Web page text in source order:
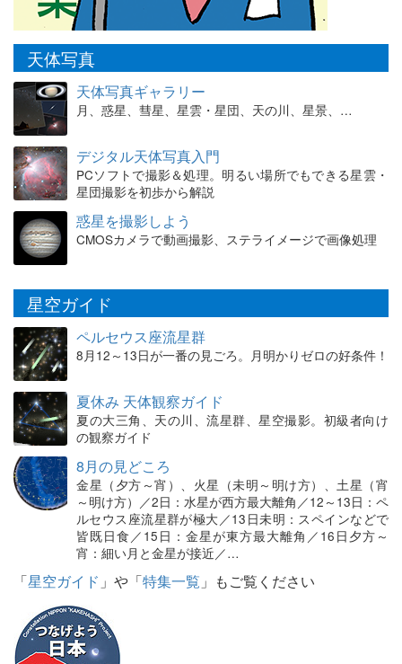
天体写真
天体写真ギャラリー
月、惑星、彗星、星雲・星団、天の川、星景、…
デジタル天体写真入門
PCソフトで撮影＆処理。明るい場所でもできる星雲・
星団撮影を初歩から解説
惑星を撮影しよう
CMOSカメラで動画撮影、ステライメージで画像処理
星空ガイド
ペルセウス座流星群
8月12～13日が一番の見ごろ。月明かりゼロの好条件！
夏休み 天体観察ガイド
夏の大三角、天の川、流星群、星空撮影。初級者向け
の観察ガイド
8月の見どころ
金星（夕方～宵）、火星（未明～明け方）、土星（宵
～明け方）／2日：水星が西方最大離角／12～13日：ペ
ルセウス座流星群が極大／13日未明：スペインなどで
皆既日食／15日：金星が東方最大離角／16日夕方～
宵：細い月と金星が接近／…
「星空ガイド 」や「特集一覧 」もご覧ください